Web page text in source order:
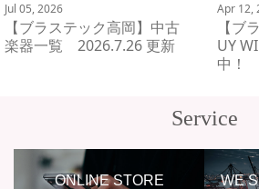
Jul 05, 2026
【ブラステック高岡】中古
楽器一覧 2026.7.26 更新
Apr 12,
【ブ
UY
中！
Service
ONLINE STORE WE